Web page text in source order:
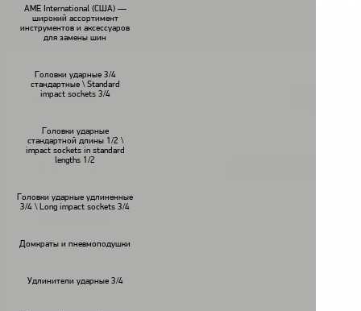
AME International (США) —
широкий ассортимент
инструментов и аксессуаров
для замены шин
Головки ударные 3/4
стандартные \ Standard
impact sockets 3/4
Головки ударные
стандартной длины 1/2 \
impact sockets in standard
lengths 1/2
Головки ударные удлиненные
3/4 \ Long impact sockets 3/4
Домкраты и пневмоподушки
Удлинители ударные 3/4
В наличии